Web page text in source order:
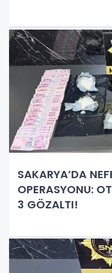
SAKARYA’DA
OPERASYONU:
3 GÖZALTI!